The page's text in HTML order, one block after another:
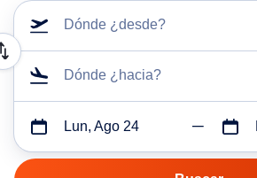
Dónde ¿desde?
Dónde ¿hacia?
Lun, Ago 24